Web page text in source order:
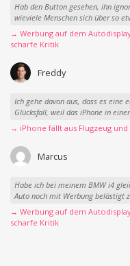
Hab den Button gesehen, ihn
wieviele Menschen sich über so
→ Werbung auf dem
scharfe Kritik
Freddy
Ich gehe davon aus, dass es eine
Glücksfall, weil das iPhone in
→ iPhone fällt aus Flugzeug
Marcus
Habe ich bei meinem BMW i4
Auto noch mit Werbung belästigt
→ Werbung auf dem
scharfe Kritik